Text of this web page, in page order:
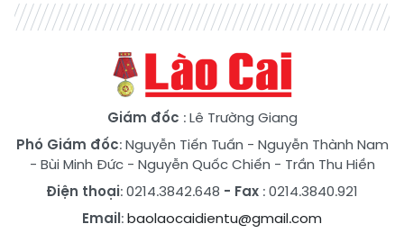
Giám đốc : Lê Trường Giang
Phó Giám đốc:Nguyễn Tiến Tuấn - Nguyễn Thành Nam
- Bùi Minh Đức- Nguyễn Quốc Chiến - Trần Thu Hiền
Điện thoại: 0214.3842.648 - Fax : 0214.3840.921
Email:baolaocaidientu@gmail.com